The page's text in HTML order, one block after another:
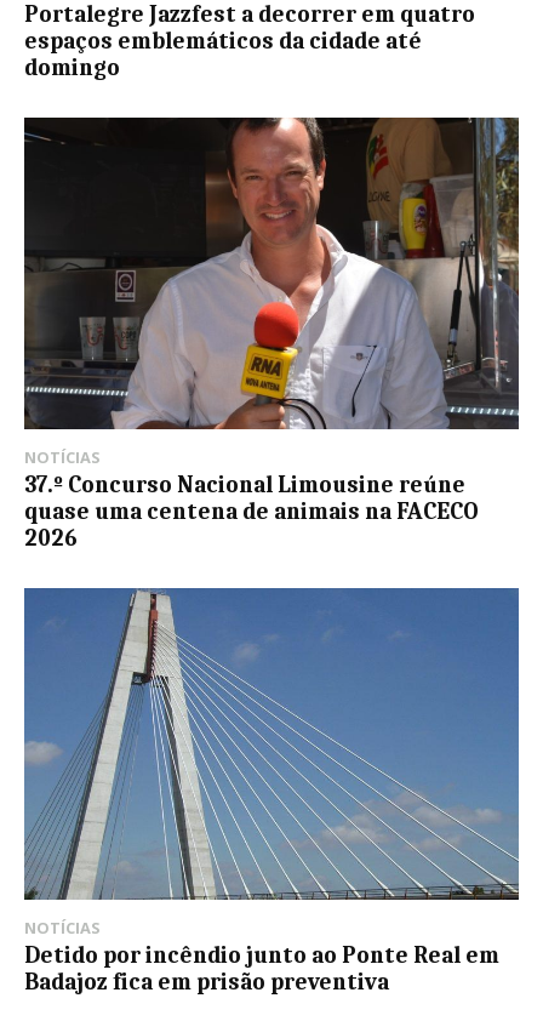
Portalegre Jazzfest a decorrer em quatro
espaços emblemáticos da cidade até
domingo
NOTÍCIAS
37.º Concurso Nacional Limousine reúne
quase uma centena de animais na FACECO
2026
NOTÍCIAS
Detido por incêndio junto ao Ponte Real em
Badajoz fica em prisão preventiva